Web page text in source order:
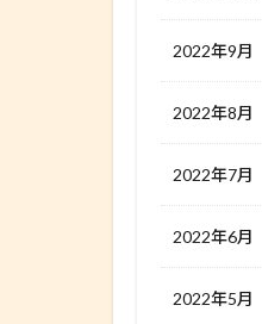
2022年9月
2022年8月
2022年7月
2022年6月
2022年5月